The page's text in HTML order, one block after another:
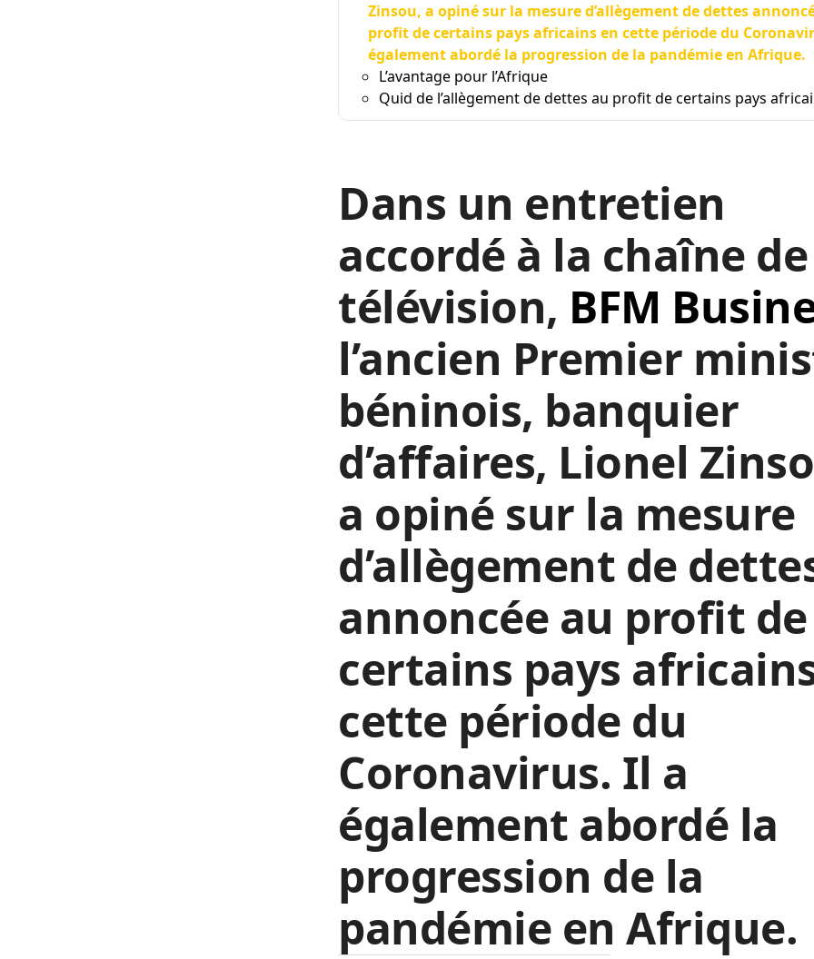
Zinsou, a opiné sur la mesure d’allègement de dettes
profit de certains pays africains en cette période du
également abordé la progression de la pandémie en Afrique.
L’avantage pour l’Afrique
Quid de l’allègement de dettes au profit de certains pays
Dans un entretien
accordé à la chaîne de
télévision, BFM
l’ancien Premier
béninois, banquier
d’affaires, Lionel
a opiné sur la mesure
d’allègement de
annoncée au profit de
certains pays
cette période du
Coronavirus. Il a
également abordé la
progression de la
pandémie en Afrique.